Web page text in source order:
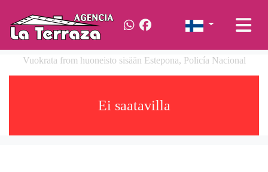
Vuokrata from huoneisto sisään Estepona, Policía Nacional
Ei saatavilla